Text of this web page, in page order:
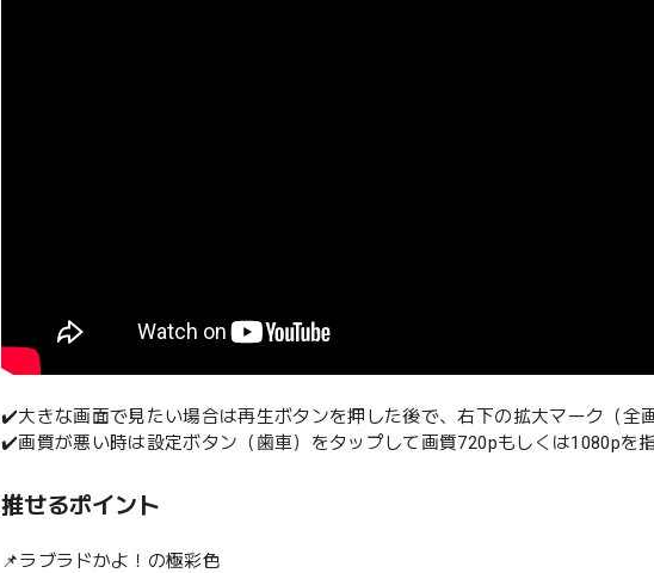
✔️大きな画面で見たい場合は再生ボタンを押した後で、右下の拡大マーク（全
✔️画質が悪い時は設定ボタン（歯車）をタップして画質720pもしくは1080pを
推せるポイント
📌ラブラドかよ！の極彩色